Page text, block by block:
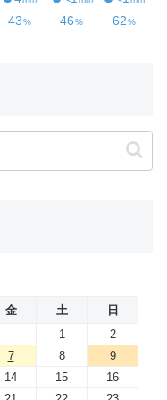
金 土
日
1
2
7 8
9
14 15
16